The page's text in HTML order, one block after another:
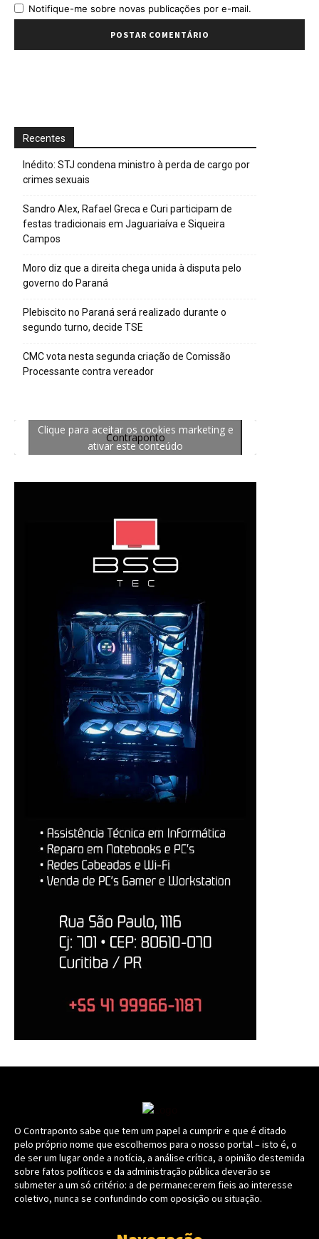
Notifique-me sobre novas publicações por e-mail.
Recentes
Inédito: STJ condena ministro à perda de cargo por
crimes sexuais
Sandro Alex, Rafael Greca e Curi participam de
festas tradicionais em Jaguariaíva e Siqueira
Campos
Moro diz que a direita chega unida à disputa pelo
governo do Paraná
Plebiscito no Paraná será realizado durante o
segundo turno, decide TSE
CMC vota nesta segunda criação de Comissão
Processante contra vereador
Contraponto
Clique para aceitar os cookies marketing e
ativar este conteúdo
O Contraponto sabe que tem um papel a cumprir e que é ditado
pelo próprio nome que escolhemos para o nosso portal – isto é, o
de ser um lugar onde a notícia, a análise crítica, a opinião destemida
sobre fatos políticos e da administração pública deverão se
submeter a um só critério: a de permanecerem fieis ao interesse
coletivo, nunca se confundindo com oposição ou situação.